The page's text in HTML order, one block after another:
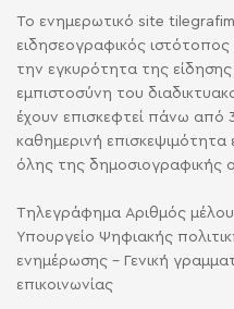
Το ενημερωτικό site
ειδησεογραφικός ιστότοπος
την εγκυρότητα της είδησης
εμπιστοσύνη του
έχουν επισκεφτεί πάνω από
καθημερινή
όλης της δημοσιογραφικής
Τηλεγράφημα Αριθμός
Υπουργείο Ψηφιακής
ενημέρωσης - Γενική
επικοινωνίας